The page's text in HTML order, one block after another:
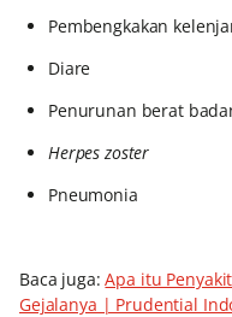
Pembengkakan
Diare
Penurunan berat
Herpes zoster
Baca juga:Apa itu
Gejalanya | Prudential